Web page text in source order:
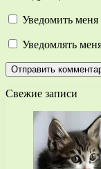
Уведомить
Уведомлять
Свежие записи